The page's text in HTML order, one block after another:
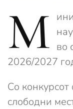
М во
2026/2027
Со
слободни